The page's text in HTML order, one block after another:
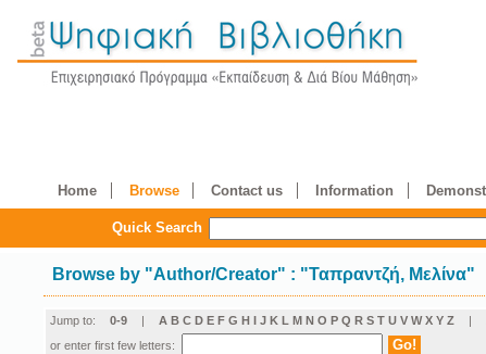
Home Browse Contact us Information
Quick Search
Browse by "Author/Creator" : "Ταπραντζή, Μελίνα"
Jump to: 0-9 | A B C D E F G H I J K L M N O P Q R S T U V W X Y Z |
or enter first few letters: